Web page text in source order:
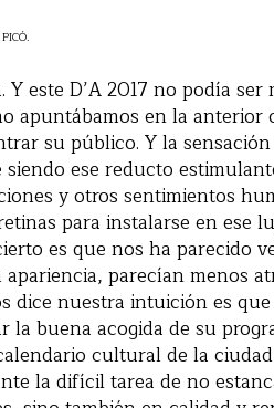
este D’A 2017 no podía ser
apuntábamos en la
su público. Y la
ese reducto
y otros sentimientos
para instalarse en ese
es que nos ha parecido
parecían menos
dice nuestra intuición es
buena acogida de su
cultural de la
la difícil tarea de no